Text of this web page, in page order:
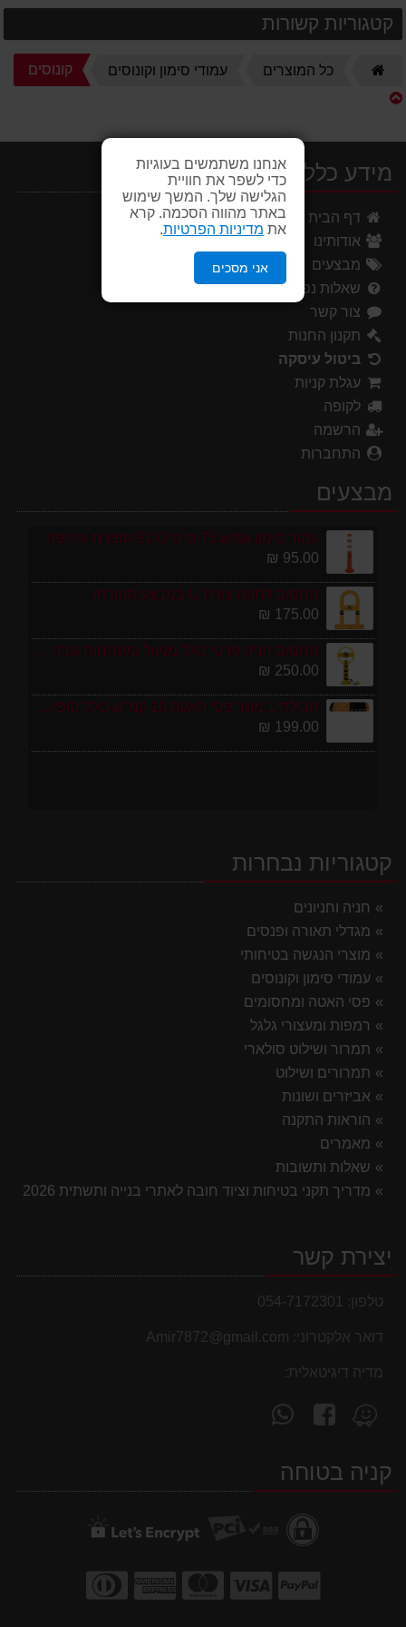
אנחנו משתמשים בעוגיות
כדי לשפר את חוויית
הגלישה שלך. המשך שימוש
באתר מהווה הסכמה. קרא
את מדיניות הפרטיות.
אני מסכים
קטגוריות קשורות
כל המוצרים עמודי סימון וקונוסים קונוסים
מידע כללי
דף הבית
אודותינו
מבצעים
שאלות נפוצות
צור קשר
תקנון החנות
ביטול עיסקה
עגלת קניות
לקופה
הרשמה
התחברות
מבצעים
עמוד סימון גמיש 75 ס''מ ECO תוצרת אירופה
95.00 ₪
מחסום לחניה צורת U במבצע מטורף!
175.00 ₪
מחסום חניה פרטי כולל מנעול ומפתחות גובה 70 ס"מ
250.00 ₪
חבילת 1 מטר פסי האטה 10 קמ''ש כולל סופיות מפלסטיק
199.00 ₪
קטגוריות נבחרות
חניה וחניונים
מגדלי תאורה ופנסים
מוצרי הנגשה בטיחותי
עמודי סימון וקונוסים
פסי האטה ומחסומים
רמפות ומעצורי גלגל
תמרור ושילוט סולארי
תמרורים ושילוט
אביזרים ושונות
הוראות התקנה
מאמרים
שאלות ותשובות
מדריך תקני בטיחות וציוד חובה לאתרי בנייה ותשתית 2026
יצירת קשר
טלפון: 054-7172301
דואר אלקטרוני: Amir7872@gmail.com
מדיה דיגיטאלית:
מצא
אותנו
Waze
עקוב
אחרינו
facebookקניה בטוחה